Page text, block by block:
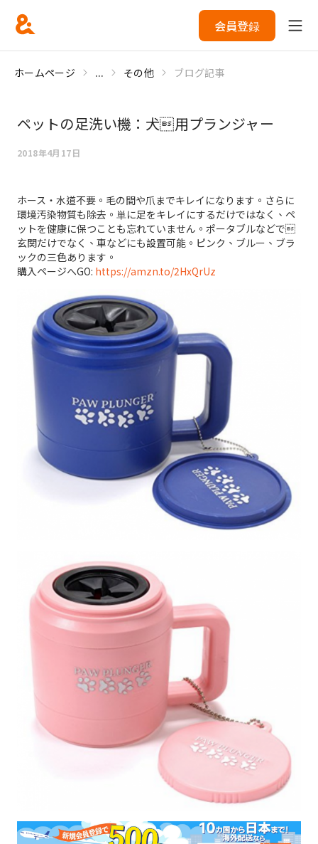
会員登録
ホームページ ... その他 ブログ記事
ペットの足洗い機：犬用プランジャー
2018年4月17日
ホース・水道不要。毛の間や爪までキレイになります。さらに
環境汚染物質も除去。単に足をキレイにするだけではなく、ペ
ットを健康に保つことも忘れていません。ポータブルなどで
玄関だけでなく、車などにも設置可能。ピンク、ブルー、ブラ
ックの三色あります。
購入ページへGO: https://amzn.to/2HxQrUz